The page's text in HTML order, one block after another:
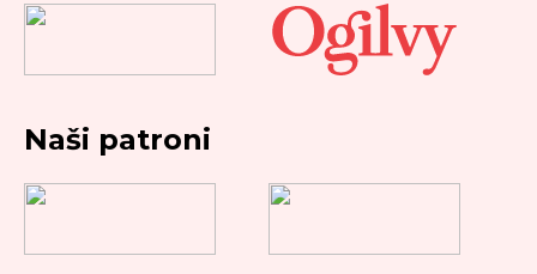
Naši patroni